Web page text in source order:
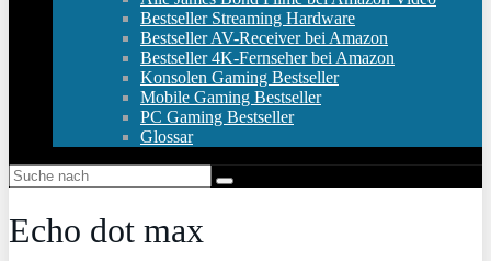
Bestseller Streaming Hardware
Bestseller AV-Receiver bei Amazon
Bestseller 4K-Fernseher bei Amazon
Konsolen Gaming Bestseller
Mobile Gaming Bestseller
PC Gaming Bestseller
Glossar
Echo dot max